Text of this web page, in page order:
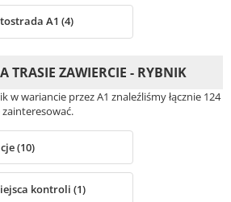
A1 (4)
TRASIE ZAWIERCIE - RYBNIK
w wariancie przez A1 znaleźliśmy łącznie 124
(10)
kontroli (1)